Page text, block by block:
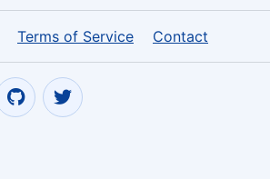
Terms of Service Contact